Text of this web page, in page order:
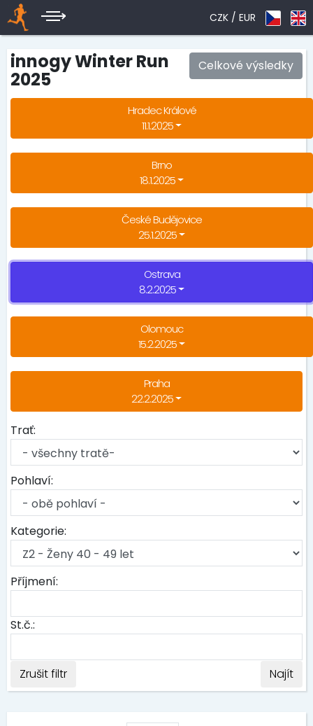
CZK / EUR
Celkové výsledky
innogy Winter Run
2025
Hradec Králové
11.1.2025
Brno
18.1.2025
České Budějovice
25.1.2025
Ostrava
8.2.2025
Olomouc
15.2.2025
Praha
22.2.2025
Trať:
Pohlaví:
Kategorie:
Příjmení:
St.č.:
Zrušit filtr Najít